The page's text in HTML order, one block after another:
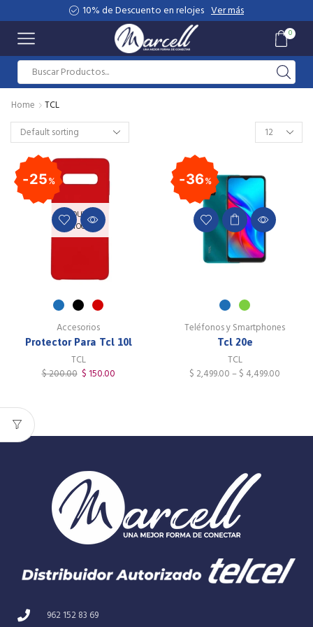
10% de Descuento en relojes Ver más
0
Home TCL
25%
OUT OF
STOCK
Accesorios
Protector Para Tcl 10l
TCL
$200.00 $ 150.00
36%
Teléfonos y Smartphones
Tcl 20e
TCL
$ 2,499.00 – $ 4,499.00
962 152 83 69